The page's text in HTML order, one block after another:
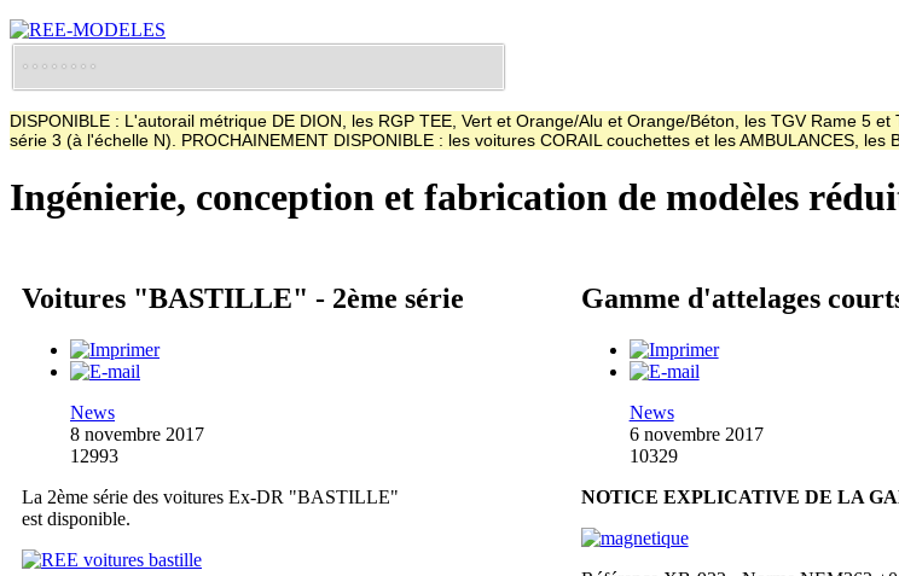
DISPONIBLE : L'autorail métrique DE DION, les RGP TEE, Vert et Orange/Alu et Orange/Béton, les TGV Rame 5
série 3 (à l'échelle N). PROCHAINEMENT DISPONIBLE : les voitures CORAIL couchettes et les AMBULANCES, les
Ingénierie, conception et fabrication de modèles
Voitures "BASTILLE" - 2ème série
News
8 novembre 2017
12993
La 2ème série des voitures Ex-DR "BASTILLE"
est disponible.
Gamme d'attelages
News
6 novembre 2017
10329
NOTICE EXPLICATIVE DE LA